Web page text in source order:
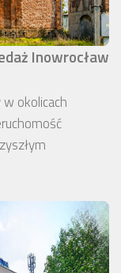
Inowrocław
okolicach